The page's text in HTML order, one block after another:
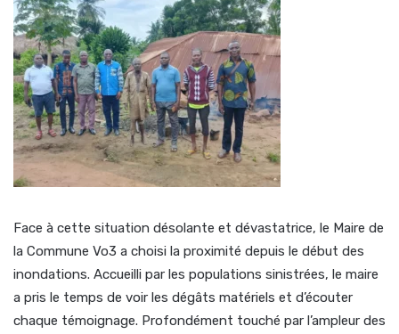
Face à cette situation désolante et dévastatrice, le Maire de
la Commune Vo3 a choisi la proximité depuis le début des
inondations. Accueilli par les populations sinistrées, le maire
a pris le temps de voir les dégâts matériels et d’écouter
chaque témoignage. Profondément touché par l’ampleur des